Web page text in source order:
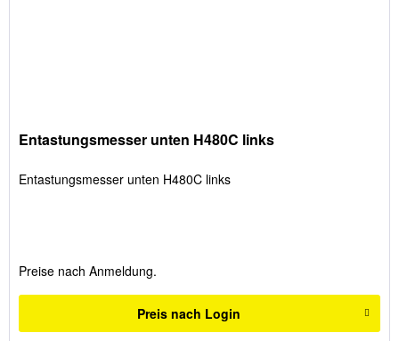
Entastungsmesser unten H480C links
Entastungsmesser unten H480C links
Preise nach Anmeldung.
Preis nach Login